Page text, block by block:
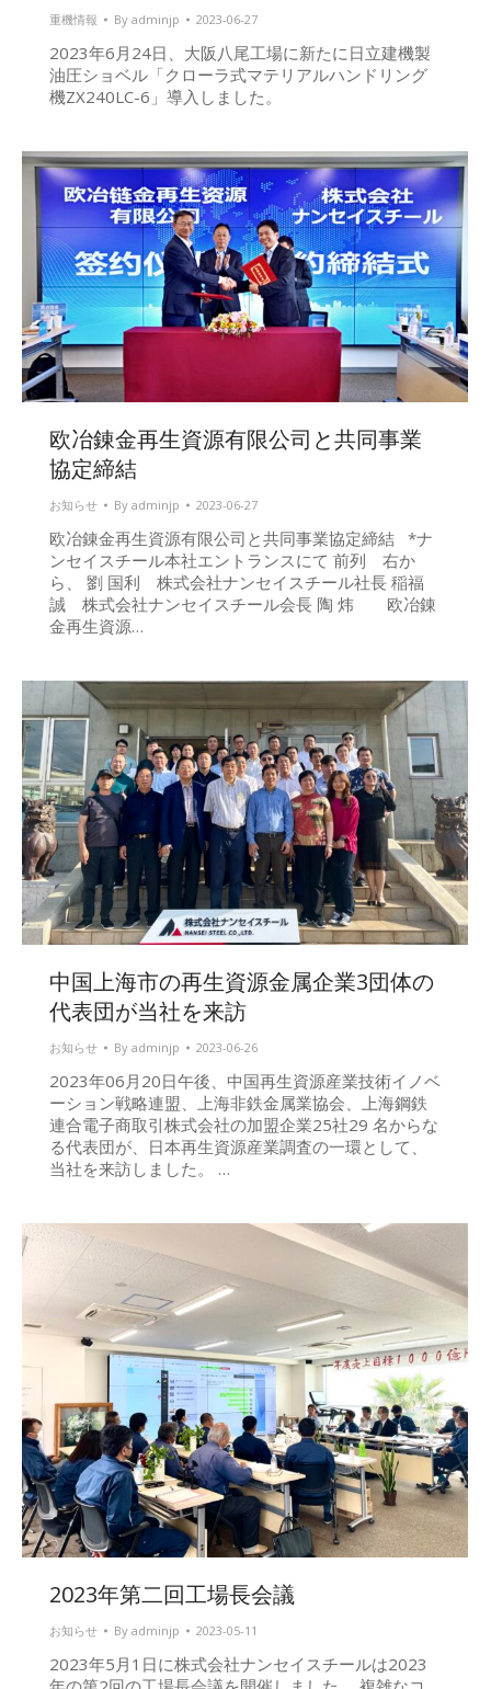
重機情報 By adminjp 2023-06-27
2023年6月24日、大阪八尾工場に新たに日立建機製
油圧ショベル「クローラ式マテリアルハンドリング
機ZX240LC-6」導入しました。
欧冶錬金再生資源有限公司と共同事業
協定締結
お知らせ By adminjp 2023-06-27
欧冶錬金再生資源有限公司と共同事業協定締結 *ナ
ンセイスチール本社エントランスにて 前列 右か
ら、 劉 国利 株式会社ナンセイスチール社長 稲福
誠 株式会社ナンセイスチール会長 陶 炜 欧冶錬
金再生資源…
中国上海市の再生資源金属企業3団体の
代表団が当社を来訪
お知らせ By adminjp 2023-06-26
2023年06月20日午後、中国再生資源産業技術イノベ
ーション戦略連盟、上海非鉄金属業協会、上海鋼鉄
連合電子商取引株式会社の加盟企業25社29 名からな
る代表団が、日本再生資源産業調査の一環として、
当社を来訪しました。 …
2023年第二回工場長会議
お知らせ By adminjp 2023-05-11
2023年5月1日に株式会社ナンセイスチールは2023